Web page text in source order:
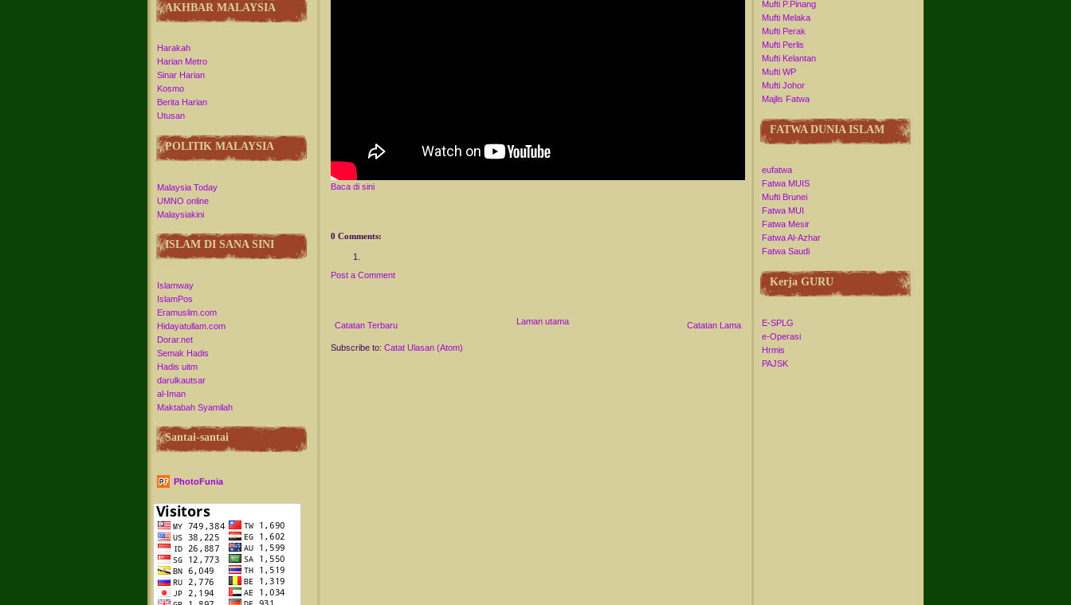
AKHBAR MALAYSIA
Harakah
Harian Metro
Sinar Harian
Kosmo
Berita Harian
Utusan
POLITIK MALAYSIA
Malaysia Today
UMNO online
Malaysiakini
ISLAM DI SANA SINI
Islamway
IslamPos
Eramuslim.com
Hidayatullam.com
Dorar.net
Semak Hadis
Hadis uitm
darulkautsar
al-Iman
Maktabah Syamilah
Santai-santai
PhotoFunia
Baca di sini
0 Comments:
Post a Comment
Catatan Terbaru Catatan Lama
Laman utama
Subscribe to: Catat Ulasan (Atom)
Mufti P.Pinang
Mufti Melaka
Mufti Perak
Mufti Perlis
Mufti Kelantan
Mufti WP
Mufti Johor
Majlis Fatwa
FATWA DUNIA ISLAM
eufatwa
Fatwa MUIS
Mufti Brunei
Fatwa MUI
Fatwa Mesir
Fatwa Al-Azhar
Fatwa Saudi
Kerja GURU
E-SPLG
e-Operasi
Hrmis
PAJSK